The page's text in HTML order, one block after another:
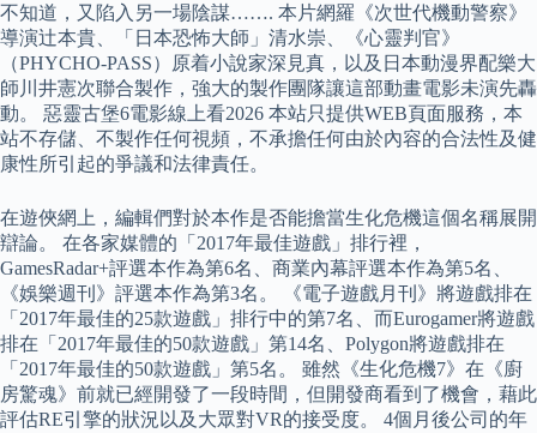
不知道，又陷入另一場陰謀……. 本片網羅《次世代機動警察》
導演辻本貴、「日本恐怖大師」清水崇、《心靈判官》
（PHYCHO-PASS）原着小說家深見真，以及日本動漫界配樂大
師川井憲次聯合製作，強大的製作團隊讓這部動畫電影未演先轟
動。 惡靈古堡6電影線上看2026 本站只提供WEB頁面服務，本
站不存儲、不製作任何視頻，不承擔任何由於內容的合法性及健
康性所引起的爭議和法律責任。
在遊俠網上，編輯們對於本作是否能擔當生化危機這個名稱展開
辯論。 在各家媒體的「2017年最佳遊戲」排行裡，
GamesRadar+評選本作為第6名、商業內幕評選本作為第5名、
《娛樂週刊》評選本作為第3名。 《電子遊戲月刊》將遊戲排在
「2017年最佳的25款遊戲」排行中的第7名、而Eurogamer將遊戲
排在「2017年最佳的50款遊戲」第14名、Polygon將遊戲排在
「2017年最佳的50款遊戲」第5名。 雖然《生化危機7》在《廚
房驚魂》前就已經開發了一段時間，但開發商看到了機會，藉此
評估RE引擎的狀況以及大眾對VR的接受度。 4個月後公司的年